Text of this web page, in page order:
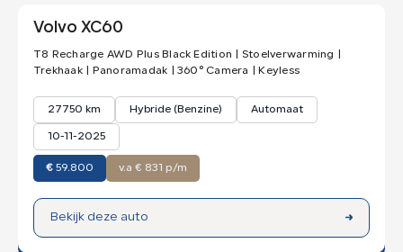
Volvo XC60
T8 Recharge AWD Plus Black Edition | Stoelverwarming |
Trekhaak | Panoramadak | 360° Camera | Keyless
27750 km Hybride (Benzine) Automaat
10-11-2025
€ 59.800 v.a € 831 p/m
Bekijk deze auto